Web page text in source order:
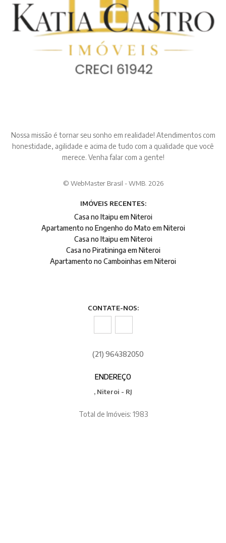
Nossa missão é tornar seu sonho em realidade! Atendimentos com
honestidade, agilidade e acima de tudo com a qualidade que você
merece. Venha falar com a gente!
© WebMaster Brasil - WMB. 2026
IMÓVEIS RECENTES:
Casa no Itaipu em Niteroi
Apartamento no Engenho do Mato em Niteroi
Casa no Itaipu em Niteroi
Casa no Piratininga em Niteroi
Apartamento no Camboinhas em Niteroi
CONTATE-NOS:
(21) 964382050
ENDEREÇO
, Niteroi - RJ
Total de Imóveis: 1983